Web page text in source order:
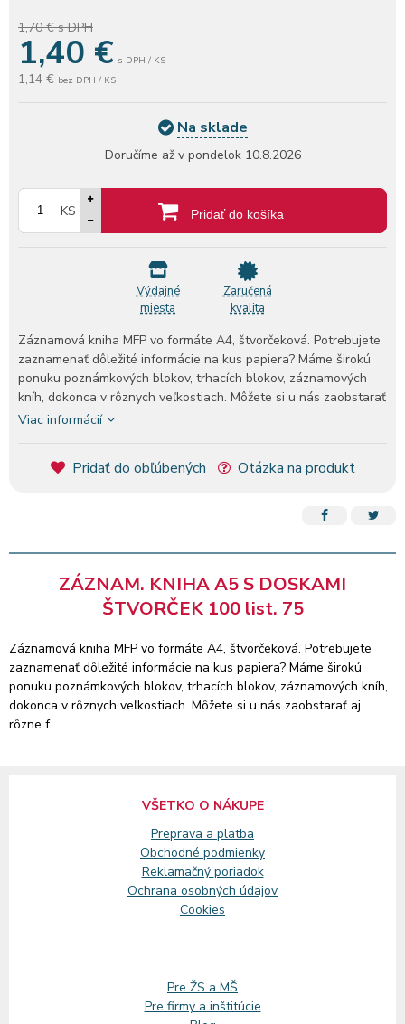
1,70 €s DPH
1,40 € s DPH / KS
1,14 € bez DPH / KS
Na sklade
Doručíme až v pondelok 10.8.2026
KS Pridať do košíka
Výdajné
miesta
Zaručená
kvalita
Záznamová kniha MFP vo formáte A4, štvorčeková. Potrebujete
zaznamenať dôležité informácie na kus papiera? Máme širokú
ponuku poznámkových blokov, trhacích blokov, záznamových
kníh, dokonca v rôznych veľkostiach. Môžete si u nás zaobstarať
aj rôzne f
Viac informácií
Pridať do obľúbených Otázka na produkt
ZÁZNAM. KNIHA A5 S DOSKAMI
ŠTVORČEK 100 list. 75
Záznamová kniha MFP vo formáte A4, štvorčeková. Potrebujete
zaznamenať dôležité informácie na kus papiera? Máme širokú
ponuku poznámkových blokov, trhacích blokov, záznamových kníh,
dokonca v rôznych veľkostiach. Môžete si u nás zaobstarať aj
rôzne f
VŠETKO O NÁKUPE
Preprava a platba
Obchodné podmienky
Reklamačný poriadok
Ochrana osobných údajov
Cookies
Pre ŽS a MŠ
Pre firmy a inštitúcie